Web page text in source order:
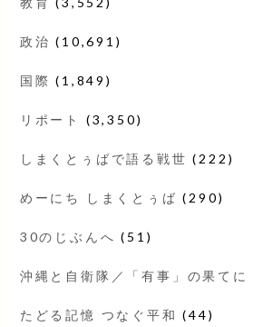
政治 (10,691)
国際 (1,849)
リポート (3,350)
しまくとぅばで語る戦世 (222)
めーにち しまくとぅば (290)
30のじぶんへ (51)
沖縄と自衛隊／「有事」の果てに
たどる記憶 つなぐ平和 (44)